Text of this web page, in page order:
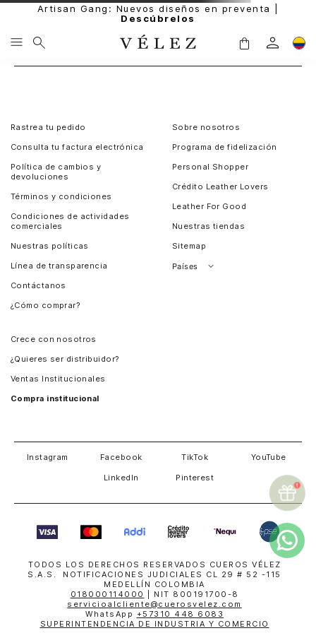
Artisan Gang: Nuevos diseños en preventa |
Descúbrelos
Rastrea tu pedido
Consulta tu factura electrónica
Política de cambios y
devoluciones
Términos y condiciones
Condiciones de actividades
comerciales
Nuestras políticas
Línea de transparencia
Contáctanos
¿Cómo comprar?
Sobre nosotros
Programa de fidelización
Personal Shopper
Crédito Leather Lovers
Leather For Good
Nuestras tiendas
Sitemap
Países
Crece con nosotros
¿Quieres ser distribuidor?
Ventas Institucionales
Compra institucional
Instagram Facebook TikTok YouTube
LinkedIn Pinterest
TODOS LOS DERECHOS RESERVADOS CUEROS VÉLEZ
S.A.S. NOTIFICACIONES JUDICIALES CL 29 # 52 -115
MEDELLÍN COLOMBIA
018000114000
| NIT 800191700-8
servicioalcliente@cuerosvelez.com
WhatsApp +57310 448 6083
SUPERINTENDENCIA DE INDUSTRIA Y COMERCIO